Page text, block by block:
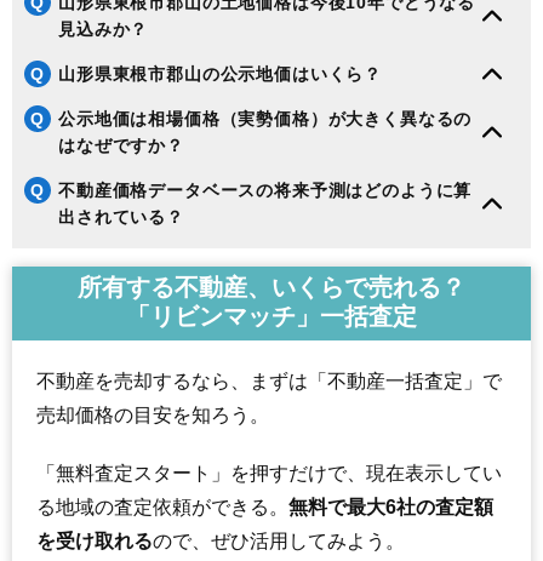
見込みか？
Q 山形県東根市郡山の公示地価はいくら？
Q
公示地価は相場価格（実勢価格）が大きく異なるの
はなぜですか？
Q
不動産価格データベースの将来予測はどのように算
出されている？
所有する不動産、いくらで売れる？
「リビンマッチ」一括査定
不動産を売却するなら、まずは「不動産一括査定」で
売却価格の目安を知ろう。
「無料査定スタート」を押すだけで、現在表示してい
る地域の査定依頼ができる。 無料で最大6社の査定額
を受け取れるので、ぜひ活用してみよう。